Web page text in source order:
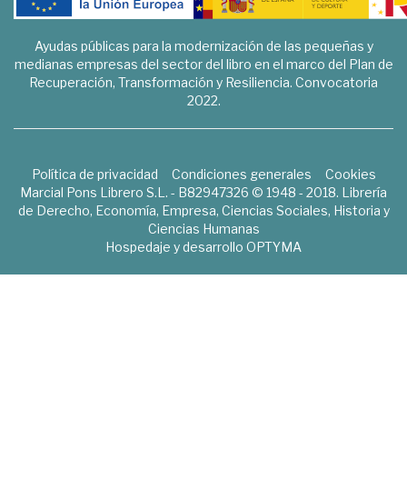
Ayudas públicas para la modernización de las pequeñas y
medianas empresas del sector del libro en el marco del Plan de
Recuperación, Transformación y Resiliencia. Convocatoria
2022.
Política de privacidad Condiciones generales
Cookies
Marcial Pons Librero S.L. - B82947326 © 1948 - 2018. Librería
de Derecho, Economía, Empresa, Ciencias Sociales, Historia y
Ciencias Humanas
Hospedaje y desarrollo OPTYMA